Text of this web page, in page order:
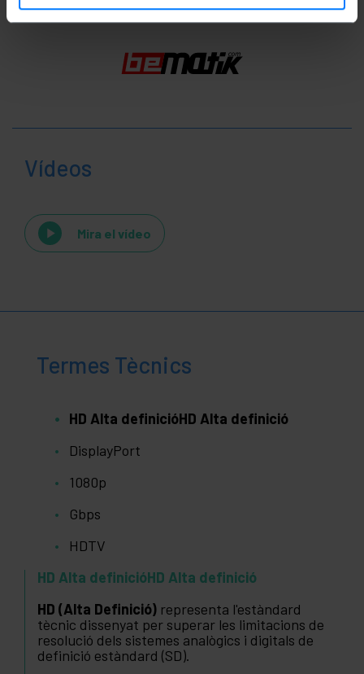
Vídeos
Mira el vídeo
Termes Tècnics
HD Alta definicióHD Alta definició
DisplayPort
1080p
Gbps
HDTV
HD Alta definicióHD Alta definició
HD (Alta Definició) representa l'estàndard
tècnic dissenyat per superar les limitacions de
resolució dels sistemes analògics i digitals de
definició estàndard (SD).